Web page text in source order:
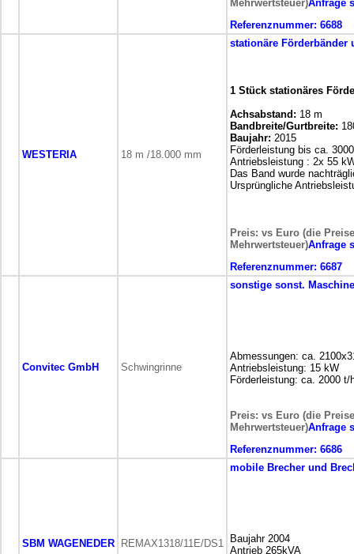
Mehrwertsteuer)Anfrage
Referenznummer: 6688
WESTERIA 18 m /18.000 mm
stationäre Förderbänder
1 Stück stationäres
Achsabstand: 18 m
Bandbreite/Gurtbreite:
Baujahr: 2015
Förderleistung bis ca.
Antriebsleistung : 2x 55
Das Band wurde
Ursprüngliche
Preis: vs Euro (die
Mehrwertsteuer)Anfrage
Referenznummer: 6687
Convitec GmbH Schwingrinne
sonstige sonst.
Abmessungen: ca.
Antriebsleistung: 15 kW
Förderleistung: ca. 2000 t/
Preis: vs Euro (die
Mehrwertsteuer)Anfrage
Referenznummer: 6686
SBM WAGENEDER REMAX1318/11E/DS1
mobile Brecher und
Baujahr 2004
Antrieb 265kVA